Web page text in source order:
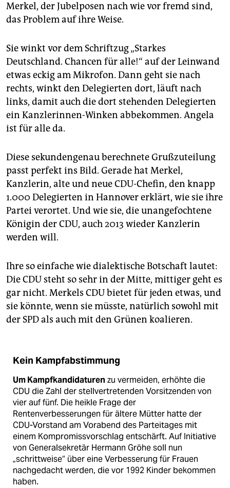
Merkel, der Jubelposen nach wie vor fremd sind,
das Problem auf ihre Weise.
Sie winkt vor dem Schriftzug „Starkes
Deutschland. Chancen für alle!“ auf der Leinwand
etwas eckig am Mikrofon. Dann geht sie nach
rechts, winkt den Delegierten dort, läuft nach
links, damit auch die dort stehenden Delegierten
ein Kanzlerinnen-Winken abbekommen. Angela
ist für alle da.
Diese sekundengenau berechnete Grußzuteilung
passt perfekt ins Bild. Gerade hat Merkel,
Kanzlerin, alte und neue CDU-Chefin, den knapp
1.000 Delegierten in Hannover erklärt, wie sie ihre
Partei verortet. Und wie sie, die unangefochtene
Königin der CDU, auch 2013 wieder Kanzlerin
werden will.
Ihre so einfache wie dialektische Botschaft lautet:
Die CDU steht so sehr in der Mitte, mittiger geht es
gar nicht. Merkels CDU bietet für jeden etwas, und
sie könnte, wenn sie müsste, natürlich sowohl mit
der SPD als auch mit den Grünen koalieren.
Kein Kampfabstimmung
Um Kampfkandidaturenzu vermeiden, erhöhte die
CDU die Zahl der stellvertretenden Vorsitzenden von
vier auf fünf. Die heikle Frage der
Rentenverbesserungen für ältere Mütter hatte der
CDU-Vorstand am Vorabend des Parteitages mit
einem Kompromissvorschlag entschärft. Auf Initiative
von Generalsekretär Hermann Gröhe soll nun
„schrittweise“ über eine Verbesserung für Frauen
nachgedacht werden, die vor 1992 Kinder bekommen
haben.